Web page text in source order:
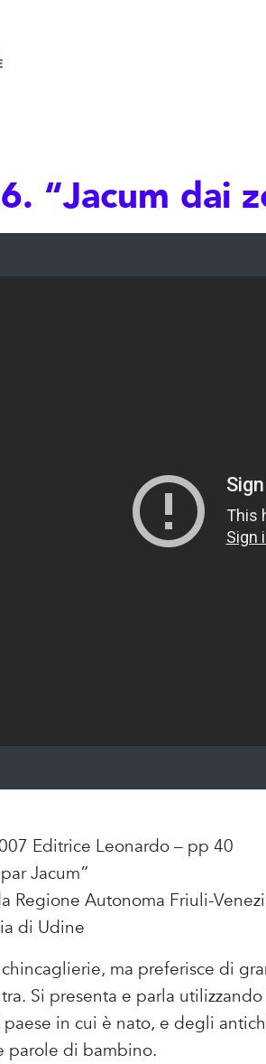
“Jacum dai
Editrice Leonardo – pp 40
Jacum”
Regione Autonoma Friuli-
di Udine
ma preferisce di
Si presenta e parla
in cui è nato, e degli
parole di bambino.